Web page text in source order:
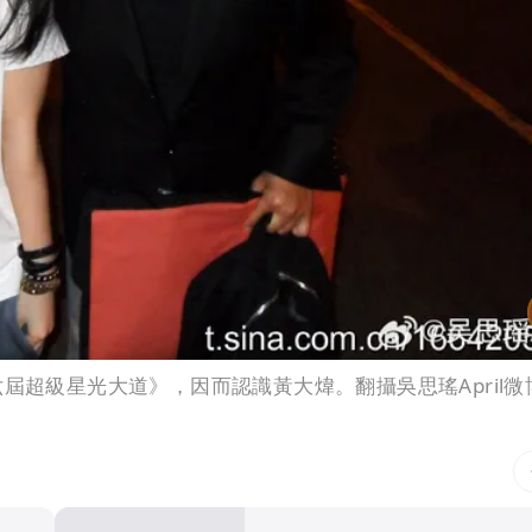
超級星光大道》，因而認識黃大煒。翻攝吳思瑤April微